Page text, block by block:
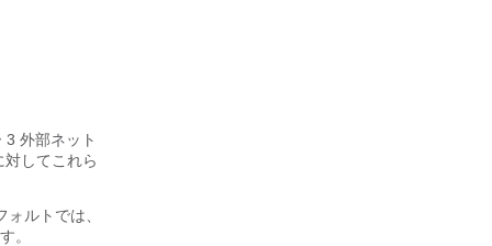
外部ネット
してこれら
ルトでは、
。